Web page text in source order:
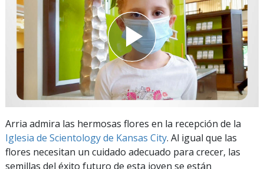
Arria admira las hermosas flores en la recepción de la
Iglesia de Scientology de Kansas City. Al igual que las
flores necesitan un cuidado adecuado para crecer, las
semillas del éxito futuro de esta joven se están